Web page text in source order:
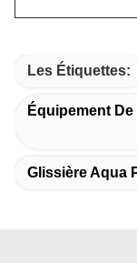
Les Étiquettes:
Équipement
Glissière Aqua